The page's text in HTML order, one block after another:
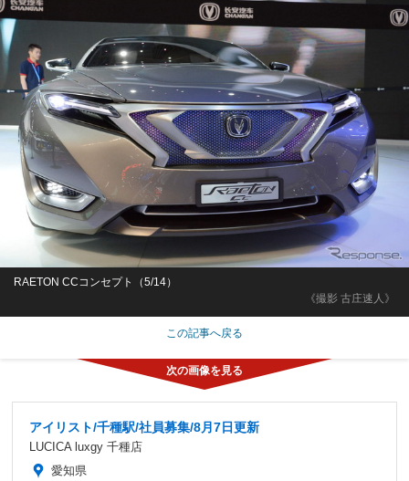
《撮影 古庄速人》
RAETON CCコンセプト（5/14）
この記事へ戻る
アイリスト/千種駅/社員募集/8月7日更新
LUCICA luxgy 千種店
愛知県